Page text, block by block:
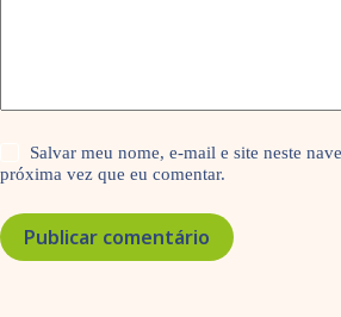
Salvar meu nome, e-mail e site neste
próxima vez que eu comentar.
Publicar comentário